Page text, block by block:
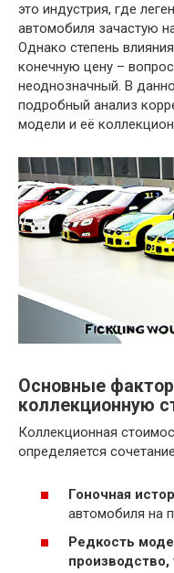
это индустрия, где
автомобиля зачастую
Однако степень
конечную цену –
неоднозначный. В
подробный анализ
модели и её
Основные
коллекционную
Коллекционная
определяется
Гоночная
автомобиля на
Редкость
производство,